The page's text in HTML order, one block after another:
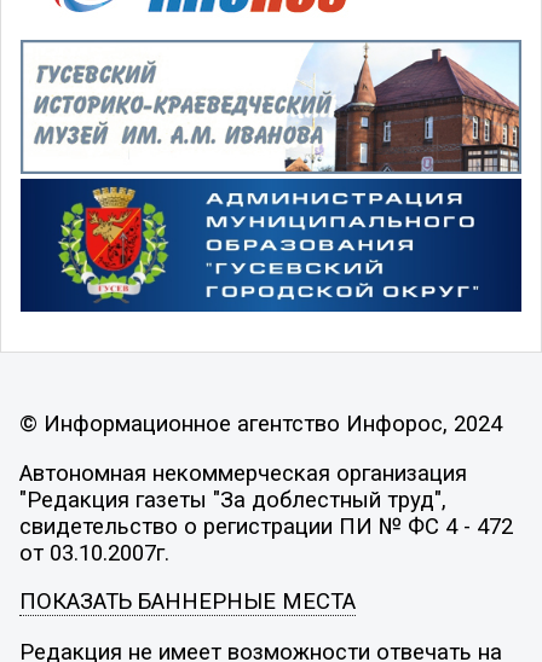
© Информационное агентство Инфорос, 2024
Автономная некоммерческая организация
"Редакция газеты "За доблестный труд",
свидетельство о регистрации ПИ № ФС 4 - 472
от 03.10.2007г.
ПОКАЗАТЬ БАННЕРНЫЕ МЕСТА
Редакция не имеет возможности отвечать на